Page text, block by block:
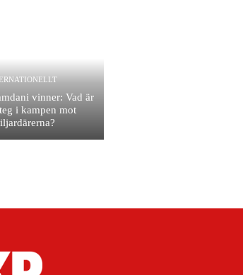
vinner: Vad är
i kampen mot